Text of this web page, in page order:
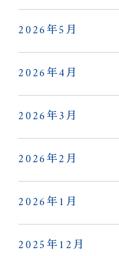
2026年5月
2026年4月
2026年3月
2026年2月
2026年1月
2025年12月